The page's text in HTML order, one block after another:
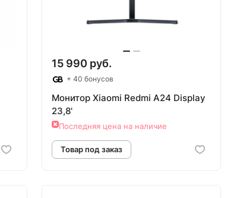
15 990 руб.
+ 40 бонусов
Монитор Xiaomi Redmi A24 Display
23,8'
Последняя цена на наличие